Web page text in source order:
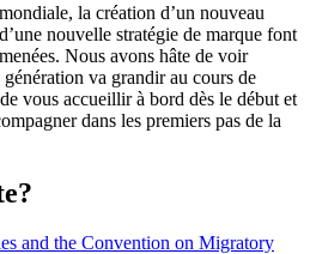
la création d’un nouveau
nouvelle stratégie de marque font
Nous avons hâte de voir
va grandir au cours de
vous accueillir à bord dès le début et
dans les premiers pas de la
and the Convention on Migratory